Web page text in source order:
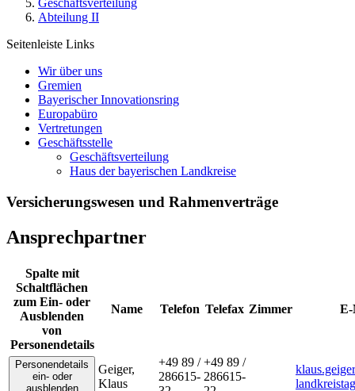
Geschäftsverteilung
Abteilung II
Seitenleiste Links
Wir über uns
Gremien
Bayerischer Innovationsring
Europabüro
Vertretungen
Geschäftsstelle
Geschäftsverteilung
Haus der bayerischen Landkreise
Versicherungswesen und Rahmenverträge
Ansprechpartner
Spalte mit
Schaltflächen
zum Ein- oder
Ausblenden
von
Personendetails
Name Telefon Telefax Zimmer
Personendetails
ein- oder
ausblenden
Geiger,
Klaus
+49 89 /
286615-
+49 89 /
286615-